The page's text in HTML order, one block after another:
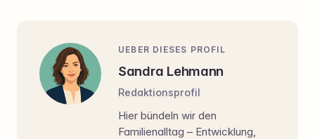
UEBER DIESES PROFIL
Sandra Lehmann
Redaktionsprofil
Hier bündeln wir den
Familienalltag – Entwicklung,